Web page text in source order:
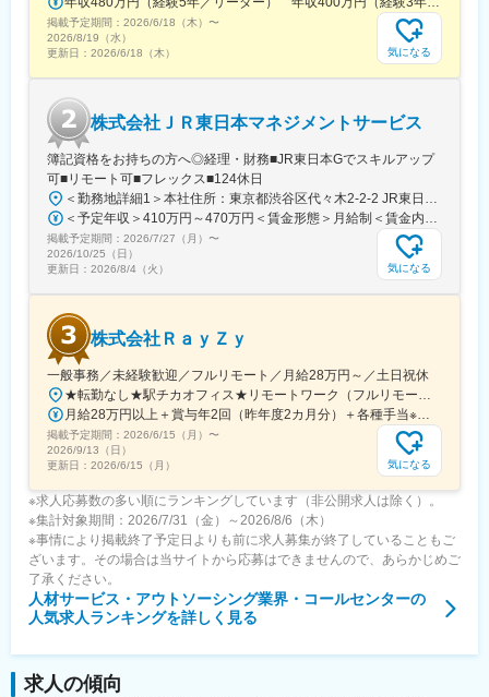
掲載予定期間： 2026/6/18（木） 〜
2026/8/19（水）
更新日： 2026/6/18（木） 気になる
株式会社ＪＲ東日本マネジメントサービス
簿記資格をお持ちの方へ◎経理・財務■JR東日本Gでスキルアップ
可■リモート可■フレックス■124休日
掲載予定期間： 2026/7/27（月） 〜
2026/10/25（日）
更新日： 2026/8/4（火） 気になる
株式会社ＲａｙＺｙ
一般事務／未経験歓迎／フルリモート／月給28万円～／土日祝休
掲載予定期間： 2026/6/15（月） 〜
2026/9/13（日）
更新日： 2026/6/15（月） 気になる
※求人応募数の多い順にランキングしています（非公開求人は除く）。
※集計対象期間：2026/7/31（金）～2026/8/6（木）
※事情により掲載終了予定日よりも前に求人募集が終了していることもご
ざいます。その場合は当サイトから応募はできませんので、あらかじめご
了承ください。
人材サービス・アウトソーシング業界・コールセンターの
人気求人ランキングを詳しく見る
求人の傾向